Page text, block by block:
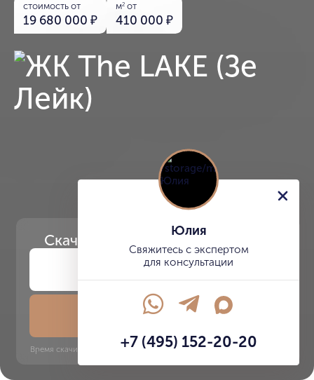
стоимость от
19 680 000₽
м2 от
410 000₽
Скачайте презентацию проекта
Скачать презентацию
Время скачивания: 6 секунд | PDF, 13 MB | Обновлён 3 июня 2022
Юлия
Свяжитесь с экспертом
для консультации
+7 (495) 152-20-20